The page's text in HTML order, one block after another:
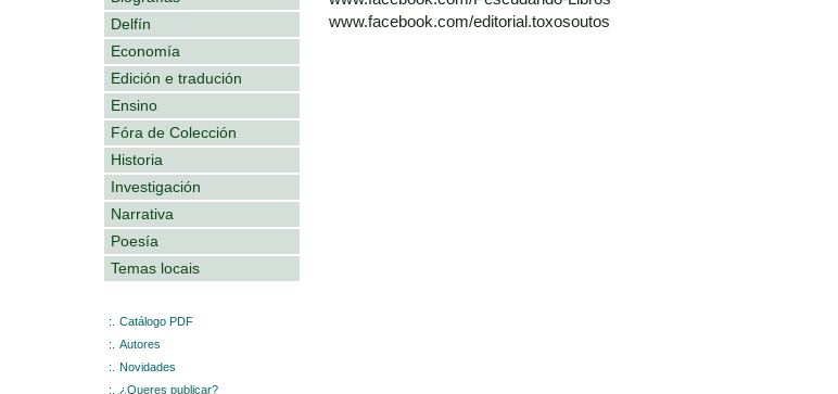
Delfín
Economía
Edición e tradución
Ensino
Fóra de Colección
Historia
Investigación
Narrativa
Poesía
Temas locais
:.
Catálogo PDF
:.
Autores
:.
Novidades
:.
¿Queres publicar?
www.facebook.com/editorial.toxosoutos